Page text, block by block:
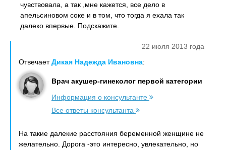
чувствовала, а так ,мне кажется, все дело в
апельсиновом соке и в том, что тогда я ехала так
далеко впервые. Подскажите.
22 июля 2013 года
ОтвечаетДикая Надежда Ивановна:
Врач акушер-гинеколог первой категории
Информация о консультанте
Все ответы консультанта
На такие далекие расстояния беременной женщине не
желательно. Дорога -это интересно, увлекательно, но